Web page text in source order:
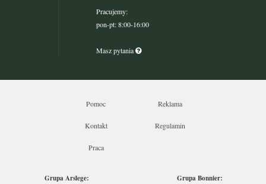
Pracujemy:
pon-pt: 8:00-16:00
Masz pytania
Pomoc Reklama
Kontakt Regulamin
Praca
Grupa Arslege: Grupa Bonnier: